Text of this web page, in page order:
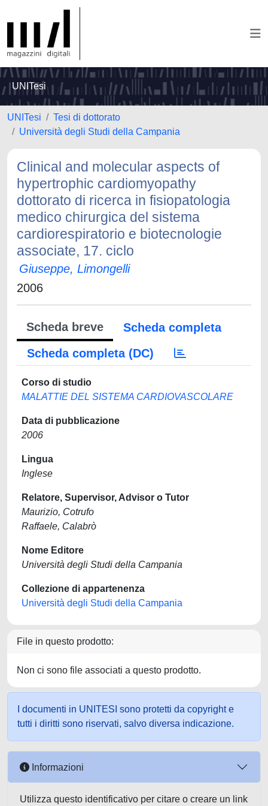
UNITesi
UNITesi
Tesi di dottorato
Università degli Studi della Campania
Clinical and molecular aspects of
hypertrophic cardiomyopathy
dottorato di ricerca in fisiopatologia
medico chirurgica del sistema
cardiorespiratorio e biotecnologie
associate, 17. ciclo
Giuseppe, Limongelli
2006
Scheda breve
Scheda completa
Scheda completa (DC)
Corso di studio
MALATTIE DEL SISTEMA CARDIOVASCOLARE
Data di pubblicazione
2006
Lingua
Inglese
Relatore, Supervisor, Advisor o Tutor
Maurizio, Cotrufo
Raffaele, Calabrò
Nome Editore
Università degli Studi della Campania
Collezione di appartenenza
Università degli Studi della Campania
File in questo prodotto:
Non ci sono file associati a questo prodotto.
I documenti in UNITESI sono protetti da copyright e
tutti i diritti sono riservati, salvo diversa indicazione.
Informazioni
Utilizza questo identificativo per citare o creare un link